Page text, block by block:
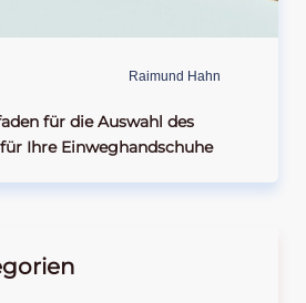
Raimund Hahn
für die Auswahl des
Ihre Einweghandschuhe